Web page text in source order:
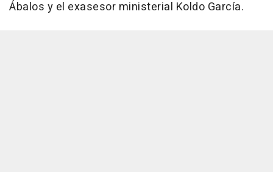
Ábalos y el exasesor ministerial Koldo García.